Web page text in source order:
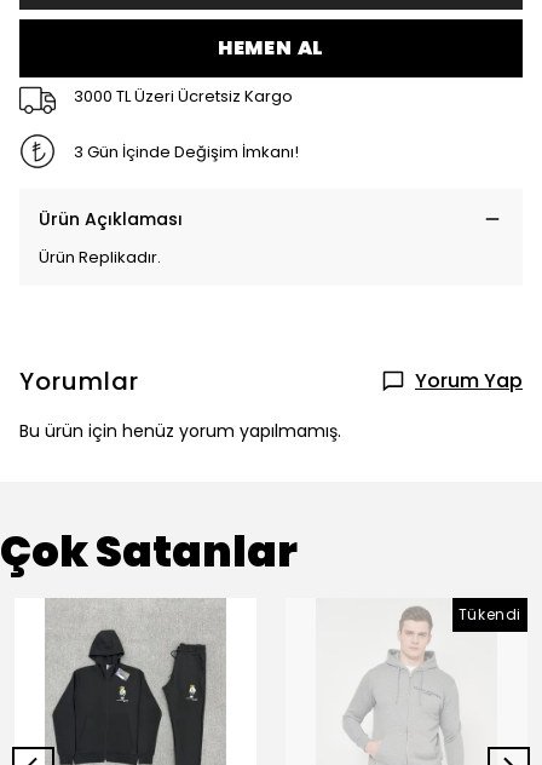
HEMEN AL
3000 TL Üzeri Ücretsiz Kargo
3 Gün İçinde Değişim İmkanı!
Ürün Açıklaması
Ürün Replikadır.
Yorumlar Yorum Yap
Bu ürün için henüz yorum yapılmamış.
Çok Satanlar
Tükendi